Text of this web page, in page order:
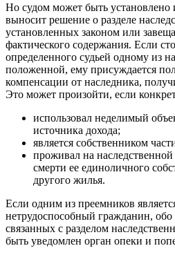
Но судом может быть установлено
выносит решение о разделе
установленных законом или
фактического содержания. Если
определенного судьей одному из
положенной, ему присуждается
компенсации от наследника,
Это может произойти, если
использовал неделимый
источника дохода;
является собственником
проживал на
смерти ее единоличного
другого жилья.
Если одним из преемников
нетрудоспособный гражданин, обо
связанных с разделом
быть уведомлен орган опеки и